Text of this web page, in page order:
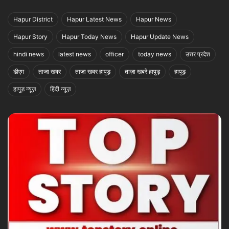
Hapur District Hapur Latest News Hapur News
Hapur Story Hapur Today News Hapur Update News
hindi news latest news officer today news उत्तर प्रदेश
डीएम ताजा खबर ताज़ा खबर हापुड़ ताज़ा खबरें हापुड़ हापुड़
हापुड़ न्यूज़ हिंदी न्यूज़